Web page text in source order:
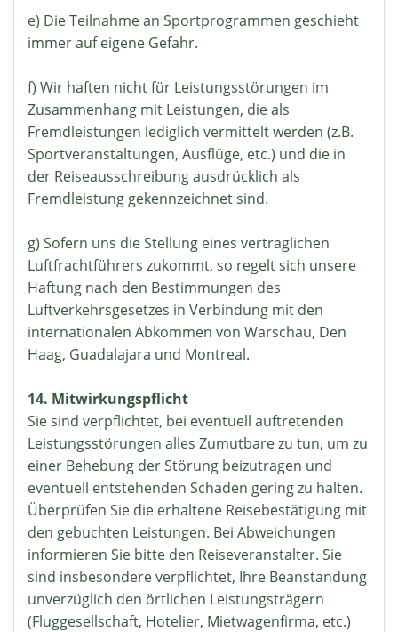
e) Die Teilnahme an Sportprogrammen geschieht
immer auf eigene Gefahr.
f) Wir haften nicht für Leistungsstörungen im
Zusammenhang mit Leistungen, die als
Fremdleistungen lediglich vermittelt werden (z.B.
Sportveranstaltungen, Ausflüge, etc.) und die in
der Reiseausschreibung ausdrücklich als
Fremdleistung gekennzeichnet sind.
g) Sofern uns die Stellung eines vertraglichen
Luftfrachtführers zukommt, so regelt sich unsere
Haftung nach den Bestimmungen des
Luftverkehrsgesetzes in Verbindung mit den
internationalen Abkommen von Warschau, Den
Haag, Guadalajara und Montreal.
14. Mitwirkungspflicht
Sie sind verpflichtet, bei eventuell auftretenden
Leistungsstörungen alles Zumutbare zu tun, um zu
einer Behebung der Störung beizutragen und
eventuell entstehenden Schaden gering zu halten.
Überprüfen Sie die erhaltene Reisebestätigung mit
den gebuchten Leistungen. Bei Abweichungen
informieren Sie bitte den Reiseveranstalter. Sie
sind insbesondere verpflichtet, Ihre Beanstandung
unverzüglich den örtlichen Leistungsträgern
(Fluggesellschaft, Hotelier, Mietwagenfirma, etc.)